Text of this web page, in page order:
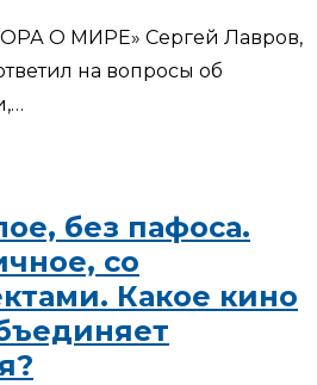
О МИРЕ» Сергей Лавров,
на вопросы об
без пафоса.
со
Какое кино